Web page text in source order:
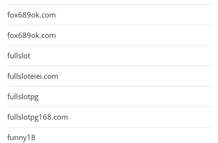
fox689ok.com
fox689ok.com
fullslot
fullsloteiei.com
fullslotpg
fullslotpg168.com
funny18